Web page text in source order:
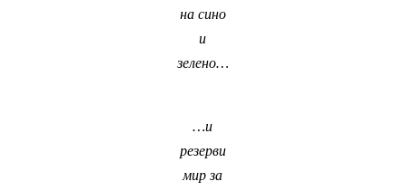
на сино
и
зелено…
…и
резерви
мир за